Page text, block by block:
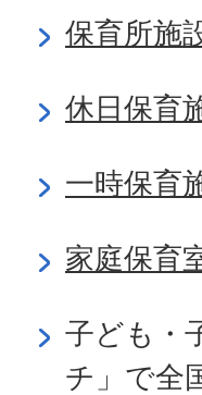
保育所施
休日保育
一時保育
家庭保育
子ども・
チ」で全